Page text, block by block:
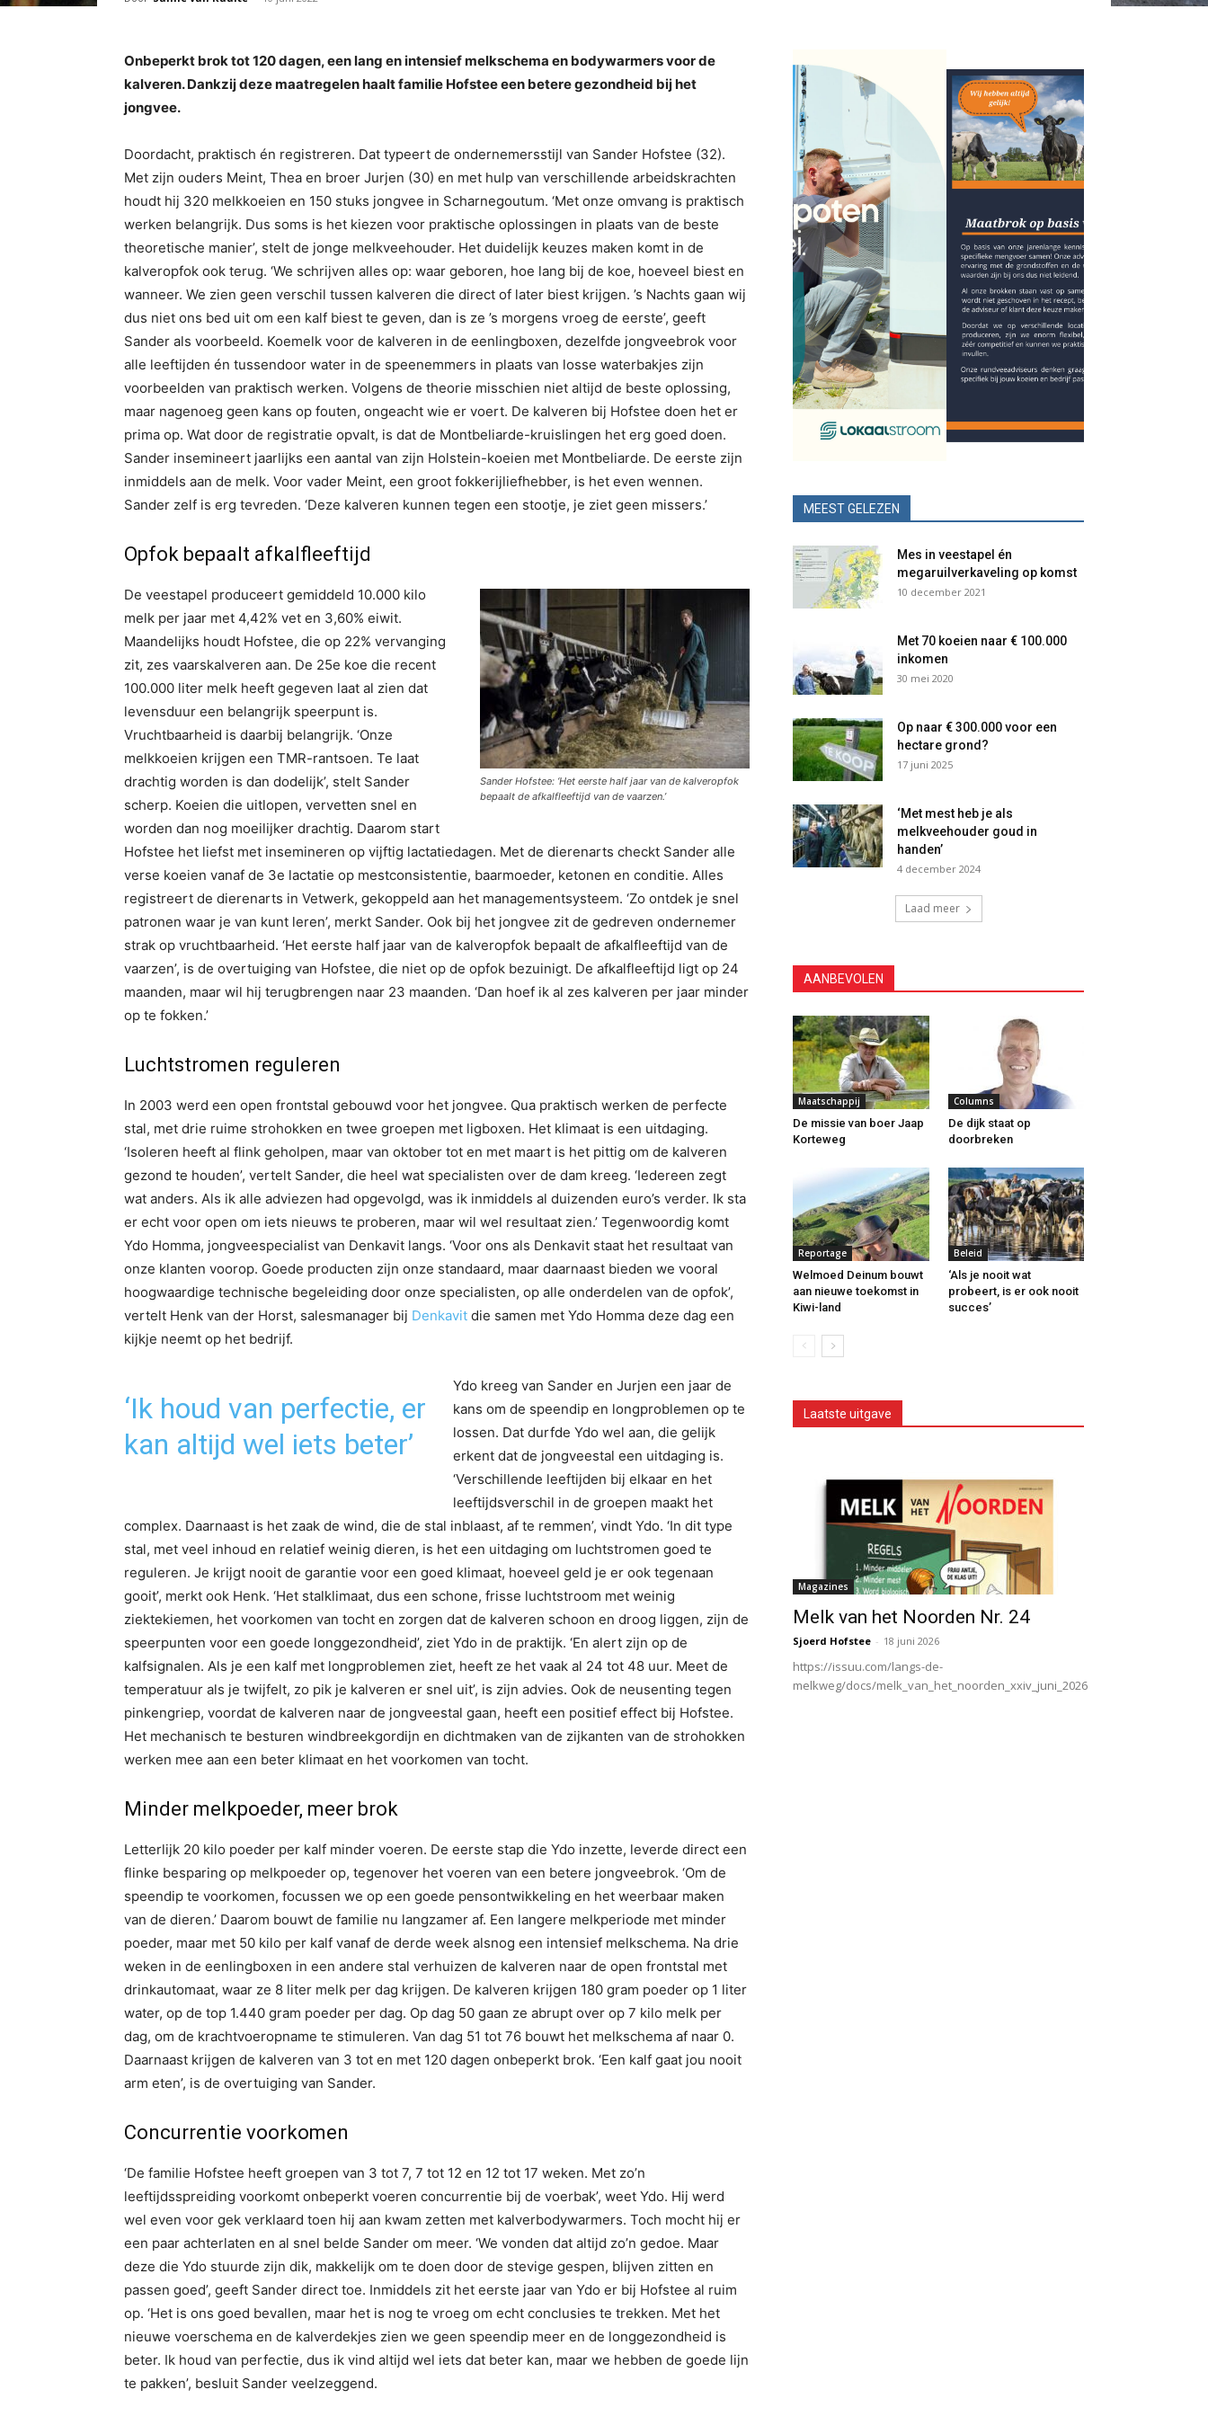
Onbeperkt brok tot 120 dagen, een lang en intensief melkschema en bodywarmers voor de
kalveren. Dankzij deze maatregelen haalt familie Hofstee een betere gezondheid bij het
jongvee.
Doordacht, praktisch én registreren. Dat typeert de ondernemersstijl van Sander Hofstee (32).
Met zijn ouders Meint, Thea en broer Jurjen (30) en met hulp van verschillende arbeidskrachten
houdt hij 320 melkkoeien en 150 stuks jongvee in Scharnegoutum. ‘Met onze omvang is praktisch
werken belangrijk. Dus soms is het kiezen voor praktische oplossingen in plaats van de beste
theoretische manier’, stelt de jonge melkveehouder. Het duidelijk keuzes maken komt in de
kalveropfok ook terug. ‘We schrijven alles op: waar geboren, hoe lang bij de koe, hoeveel biest en
wanneer. We zien geen verschil tussen kalveren die direct of later biest krijgen. ’s Nachts gaan wij
dus niet ons bed uit om een kalf biest te geven, dan is ze ’s morgens vroeg de eerste’, geeft
Sander als voorbeeld. Koemelk voor de kalveren in de eenlingboxen, dezelfde jongveebrok voor
alle leeftijden én tussendoor water in de speenemmers in plaats van losse waterbakjes zijn
voorbeelden van praktisch werken. Volgens de theorie misschien niet altijd de beste oplossing,
maar nagenoeg geen kans op fouten, ongeacht wie er voert. De kalveren bij Hofstee doen het er
prima op. Wat door de registratie opvalt, is dat de Montbeliarde-kruislingen het erg goed doen.
Sander insemineert jaarlijks een aantal van zijn Holstein-koeien met Montbeliarde. De eerste zijn
inmiddels aan de melk. Voor vader Meint, een groot fokkerijliefhebber, is het even wennen.
Sander zelf is erg tevreden. ‘Deze kalveren kunnen tegen een stootje, je ziet geen missers.’
Opfok bepaalt afkalfleeftijd
Sander Hofstee: ‘Het eerste half jaar van de kalveropfok
bepaalt de afkalfleeftijd van de vaarzen.’
De veestapel produceert gemiddeld 10.000 kilo
melk per jaar met 4,42% vet en 3,60% eiwit.
Maandelijks houdt Hofstee, die op 22% vervanging
zit, zes vaarskalveren aan. De 25e koe die recent
100.000 liter melk heeft gegeven laat al zien dat
levensduur een belangrijk speerpunt is.
Vruchtbaarheid is daarbij belangrijk. ‘Onze
melkkoeien krijgen een TMR-rantsoen. Te laat
drachtig worden is dan dodelijk’, stelt Sander
scherp. Koeien die uitlopen, vervetten snel en
worden dan nog moeilijker drachtig. Daarom start
Hofstee het liefst met insemineren op vijftig lactatiedagen. Met de dierenarts checkt Sander alle
verse koeien vanaf de 3e lactatie op mestconsistentie, baarmoeder, ketonen en conditie. Alles
registreert de dierenarts in Vetwerk, gekoppeld aan het managementsysteem. ‘Zo ontdek je snel
patronen waar je van kunt leren’, merkt Sander. Ook bij het jongvee zit de gedreven ondernemer
strak op vruchtbaarheid. ‘Het eerste half jaar van de kalveropfok bepaalt de afkalfleeftijd van de
vaarzen’, is de overtuiging van Hofstee, die niet op de opfok bezuinigt. De afkalfleeftijd ligt op 24
maanden, maar wil hij terugbrengen naar 23 maanden. ‘Dan hoef ik al zes kalveren per jaar minder
op te fokken.’
Luchtstromen reguleren
In 2003 werd een open frontstal gebouwd voor het jongvee. Qua praktisch werken de perfecte
stal, met drie ruime strohokken en twee groepen met ligboxen. Het klimaat is een uitdaging.
‘Isoleren heeft al flink geholpen, maar van oktober tot en met maart is het pittig om de kalveren
gezond te houden’, vertelt Sander, die heel wat specialisten over de dam kreeg. ‘Iedereen zegt
wat anders. Als ik alle adviezen had opgevolgd, was ik inmiddels al duizenden euro’s verder. Ik sta
er echt voor open om iets nieuws te proberen, maar wil wel resultaat zien.’ Tegenwoordig komt
Ydo Homma, jongveespecialist van Denkavit langs. ‘Voor ons als Denkavit staat het resultaat van
onze klanten voorop. Goede producten zijn onze standaard, maar daarnaast bieden we vooral
hoogwaardige technische begeleiding door onze specialisten, op alle onderdelen van de opfok’,
vertelt Henk van der Horst, salesmanager bij Denkavit die samen met Ydo Homma deze dag een
kijkje neemt op het bedrijf.
‘Ik houd van perfectie, er
kan altijd wel iets beter’
Ydo kreeg van Sander en Jurjen een jaar de
kans om de speendip en longproblemen op te
lossen. Dat durfde Ydo wel aan, die gelijk
erkent dat de jongveestal een uitdaging is.
‘Verschillende leeftijden bij elkaar en het
leeftijdsverschil in de groepen maakt het
complex. Daarnaast is het zaak de wind, die de stal inblaast, af te remmen’, vindt Ydo. ‘In dit type
stal, met veel inhoud en relatief weinig dieren, is het een uitdaging om luchtstromen goed te
reguleren. Je krijgt nooit de garantie voor een goed klimaat, hoeveel geld je er ook tegenaan
gooit’, merkt ook Henk. ‘Het stalklimaat, dus een schone, frisse luchtstroom met weinig
ziektekiemen, het voorkomen van tocht en zorgen dat de kalveren schoon en droog liggen, zijn de
speerpunten voor een goede longgezondheid’, ziet Ydo in de praktijk. ‘En alert zijn op de
kalfsignalen. Als je een kalf met longproblemen ziet, heeft ze het vaak al 24 tot 48 uur. Meet de
temperatuur als je twijfelt, zo pik je kalveren er snel uit’, is zijn advies. Ook de neusenting tegen
pinkengriep, voordat de kalveren naar de jongveestal gaan, heeft een positief effect bij Hofstee.
Het mechanisch te besturen windbreekgordijn en dichtmaken van de zijkanten van de strohokken
werken mee aan een beter klimaat en het voorkomen van tocht.
Minder melkpoeder, meer brok
Letterlijk 20 kilo poeder per kalf minder voeren. De eerste stap die Ydo inzette, leverde direct een
flinke besparing op melkpoeder op, tegenover het voeren van een betere jongveebrok. ‘Om de
speendip te voorkomen, focussen we op een goede pensontwikkeling en het weerbaar maken
van de dieren.’ Daarom bouwt de familie nu langzamer af. Een langere melkperiode met minder
poeder, maar met 50 kilo per kalf vanaf de derde week alsnog een intensief melkschema. Na drie
weken in de eenlingboxen in een andere stal verhuizen de kalveren naar de open frontstal met
drinkautomaat, waar ze 8 liter melk per dag krijgen. De kalveren krijgen 180 gram poeder op 1 liter
water, op de top 1.440 gram poeder per dag. Op dag 50 gaan ze abrupt over op 7 kilo melk per
dag, om de krachtvoeropname te stimuleren. Van dag 51 tot 76 bouwt het melkschema af naar 0.
Daarnaast krijgen de kalveren van 3 tot en met 120 dagen onbeperkt brok. ‘Een kalf gaat jou nooit
arm eten’, is de overtuiging van Sander.
Concurrentie voorkomen
‘De familie Hofstee heeft groepen van 3 tot 7, 7 tot 12 en 12 tot 17 weken. Met zo’n
leeftijdsspreiding voorkomt onbeperkt voeren concurrentie bij de voerbak’, weet Ydo. Hij werd
wel even voor gek verklaard toen hij aan kwam zetten met kalverbodywarmers. Toch mocht hij er
een paar achterlaten en al snel belde Sander om meer. ‘We vonden dat altijd zo’n gedoe. Maar
deze die Ydo stuurde zijn dik, makkelijk om te doen door de stevige gespen, blijven zitten en
passen goed’, geeft Sander direct toe. Inmiddels zit het eerste jaar van Ydo er bij Hofstee al ruim
op. ‘Het is ons goed bevallen, maar het is nog te vroeg om echt conclusies te trekken. Met het
nieuwe voerschema en de kalverdekjes zien we geen speendip meer en de longgezondheid is
beter. Ik houd van perfectie, dus ik vind altijd wel iets dat beter kan, maar we hebben de goede lijn
te pakken’, besluit Sander veelzeggend.
MEEST GELEZEN
Mes in veestapel én
megaruilverkaveling op komst
10 december 2021
Met 70 koeien naar € 100.000
inkomen
30 mei 2020
Op naar € 300.000 voor een
hectare grond?
17 juni 2025
‘Met mest heb je als
melkveehouder goud in
handen’
4 december 2024
Laad meer
AANBEVOLEN
Maatschappij
De missie van boer Jaap
Korteweg
Columns
De dijk staat op
doorbreken
Reportage
Welmoed Deinum bouwt
aan nieuwe toekomst in
Kiwi-land
Beleid
‘Als je nooit wat
probeert, is er ook nooit
succes’
Laatste uitgave
Magazines
Melk van het Noorden Nr. 24
Sjoerd Hofstee - 18 juni 2026
https://issuu.com/langs-de-
melkweg/docs/melk_van_het_noorden_xxiv_juni_2026